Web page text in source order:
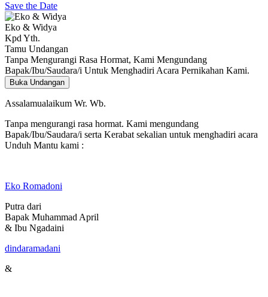
Save the Date
Eko & Widya
Kpd Yth.
Tamu Undangan
Tanpa Mengurangi Rasa Hormat, Kami Mengundang
Bapak/Ibu/Saudara/i Untuk Menghadiri Acara Pernikahan Kami.
Buka Undangan
Assalamualaikum Wr. Wb.
Tanpa mengurangi rasa hormat. Kami mengundang
Bapak/Ibu/Saudara/i serta Kerabat sekalian untuk menghadiri acara
Unduh Mantu kami :
Eko Romadoni
Putra dari
Bapak Muhammad April
& Ibu Ngadaini
dindaramadani
&